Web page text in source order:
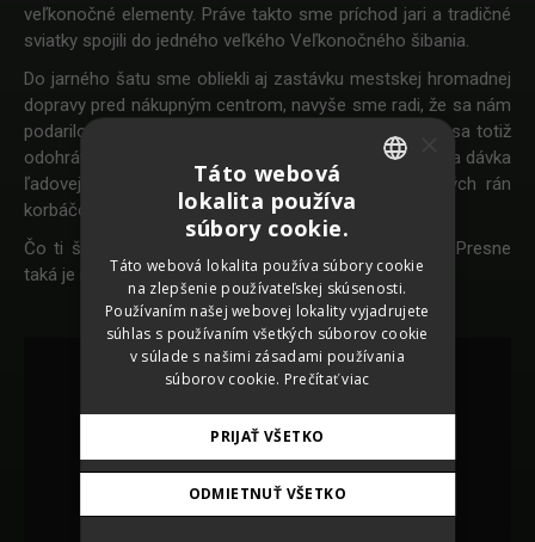
veľkonočné elementy. Práve takto sme príchod jari a tradičné
sviatky spojili do jedného veľkého Veľkonočného šibania.
Do jarného šatu sme obliekli aj zastávku mestskej hromadnej
dopravy pred nákupným centrom, navyše sme radi, že sa nám
podarilo vymyslieť aj rovnako šibnutý rádio spot. Ten sa totiž
odohráva na veľkonočný pondelok, kedy muža zobúdza dávka
ľadovej vody, po ktorej nasleduje pár dobre mierených rán
korbáčom.
Čo ti šibe? -pýta sa šokovaný muž svojej partnerky. Presne
taká je naša veľkonočná kampaň pre Polus.
GERMAN
ENGLISH
Táto webová
lokalita používa
súbory cookie.
Táto webová lokalita používa súbory cookie
na zlepšenie používateľskej skúsenosti.
Používaním našej webovej lokality vyjadrujete
súhlas s používaním všetkých súborov cookie
v súlade s našimi zásadami používania
súborov cookie. Prečítať viac
PRIJAŤ VŠETKO
ODMIETNUŤ VŠETKO